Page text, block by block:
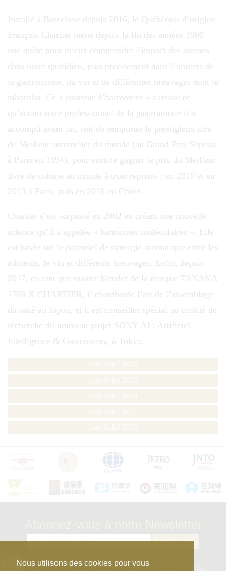
Nous utilisons des cookies pour vous
Installé à Barcelone depuis 2016, le Québécois d’origine
François Chartier mène depuis la fin des années 1980
une quête pour mieux comprendre l’impact des arômes
dans notre quotidien, plus précisément dans l’univers de
la gastronomie, du vin et de différentes breuvages dont le
nihonshu. Ce « créateur d’harmonies » a réussi ce
qu’aucun autre professionnel de la gastronomie n’a
accompli avant lui, soit de remporter le prestigieux titre
de Meilleur sommelier du monde (au Grand Prix Sopexa
à Paris en 1994), pour ensuite gagner le prix du Meilleur
livre de cuisine au monde à trois reprises : en 2010 et en
2013 à Paris, puis en 2016 en Chine.
Chartier s’est surpassé en 2002 en créant une nouvelle
science qu’il a appelée « harmonies moléculaires ». Elle
est basée sur le potentiel de synergie aromatique entre les
aliments, le vin et différents breuvages. Enfin, depuis
2017, en tant que master blender de la marque TANAKA
1789 X CHARTIER, il chambarde l’art de l’assemblage
du saké au Japon, et il est conseiller spécial au comité de
recherche du nouveau projet SONY AI : Artificiel
Intelligence & Gastronomy, à Tokyo.
kura_master_fr
【10e édition : le 27 avril 2026】